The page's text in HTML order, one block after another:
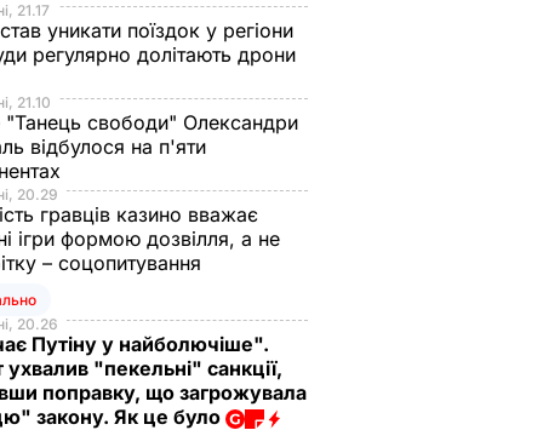
21.17
уникати поїздок у регіони
регулярно долітають дрони
21.10
"Танець свободи" Олександри
відбулося на п'яти
20.29
гравців казино вважає
ігри формою дозвілля, а не
– соцопитування
20.26
Путіну у найболючіше".
ухвалив "пекельні" санкції,
поправку, що загрожувала
закону. Як це було